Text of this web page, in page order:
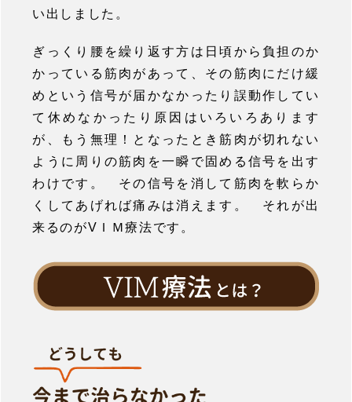
い出しました。
ぎっくり腰を繰り返す方は日頃から負担のか
かっている筋肉があって、その筋肉にだけ緩
めという信号が届かなかったり誤動作してい
て休めなかったり原因はいろいろあります
が、もう無理！となったとき筋肉が切れない
ように周りの筋肉を一瞬で固める信号を出す
わけです。 その信号を消して筋肉を軟らか
くしてあげれば痛みは消えます。 それが出
来るのがVＩＭ療法です。